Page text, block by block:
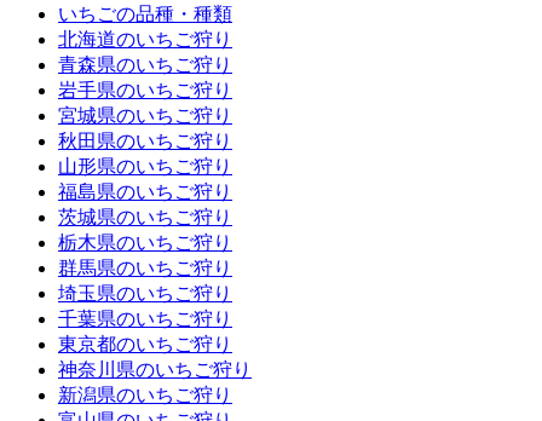
いちごの品種・種類
北海道のいちご狩り
青森県のいちご狩り
岩手県のいちご狩り
宮城県のいちご狩り
秋田県のいちご狩り
山形県のいちご狩り
福島県のいちご狩り
茨城県のいちご狩り
栃木県のいちご狩り
群馬県のいちご狩り
埼玉県のいちご狩り
千葉県のいちご狩り
東京都のいちご狩り
神奈川県のいちご狩り
新潟県のいちご狩り